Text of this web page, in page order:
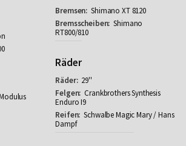
Shimano XT 8120
Shimano
RT800/810
Räder
29''
Crankbrothers Synthesis
Enduro I9
Schwalbe Magic Mary / Hans
Dampf